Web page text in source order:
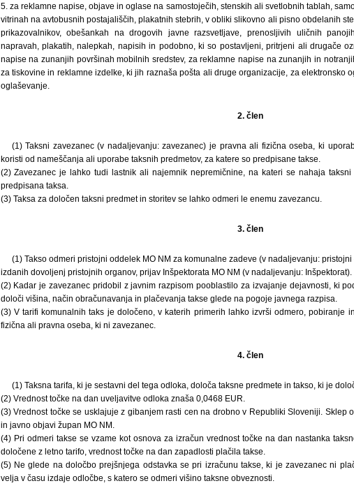
5. za reklamne napise, objave in oglase na samostoječih, stenskih ali svetlobnih tablah,
vitrinah na avtobusnih postajališčih, plakatnih stebrih, v obliki slikovno ali pisno obdelanih
prikazovalnikov, obešankah na drogovih javne razsvetljave, prenosljivih uličnih
napravah, plakatih, nalepkah, napisih in podobno, ki so postavljeni, pritrjeni ali drugače
napise na zunanjih površinah mobilnih sredstev, za reklamne napise na zunanjih in
za tiskovine in reklamne izdelke, ki jih raznaša pošta ali druge organizacije, za elektronsko
oglaševanje.
2. člen
(1) Taksni zavezanec (v nadaljevanju: zavezanec) je pravna ali fizična oseba, ki
koristi od nameščanja ali uporabe taksnih predmetov, za katere so predpisane takse.
(2) Zavezanec je lahko tudi lastnik ali najemnik nepremičnine, na kateri se nahaja
predpisana taksa.
(3) Taksa za določen taksni predmet in storitev se lahko odmeri le enemu zavezancu.
3. člen
(1) Takso odmeri pristojni oddelek MO NM za komunalne zadeve (v nadaljevanju:
izdanih dovoljenj pristojnih organov, prijav Inšpektorata MO NM (v nadaljevanju: Inšpektorat).
(2) Kadar je zavezanec pridobil z javnim razpisom pooblastilo za izvajanje dejavnosti, ki
določi višina, način obračunavanja in plačevanja takse glede na pogoje javnega razpisa.
(3) V tarifi komunalnih taks je določeno, v katerih primerih lahko izvrši odmero, pobiranje
fizična ali pravna oseba, ki ni zavezanec.
4. člen
(1) Taksna tarifa, ki je sestavni del tega odloka, določa taksne predmete in takso, ki je
(2) Vrednost točke na dan uveljavitve odloka znaša 0,0468 EUR.
(3) Vrednost točke se usklajuje z gibanjem rasti cen na drobno v Republiki Sloveniji. Sklep
in javno objavi župan MO NM.
(4) Pri odmeri takse se vzame kot osnova za izračun vrednost točke na dan nastanka
določene z letno tarifo, vrednost točke na dan zapadlosti plačila takse.
(5) Ne glede na določbo prejšnjega odstavka se pri izračunu takse, ki je zavezanec ni
velja v času izdaje odločbe, s katero se odmeri višino taksne obveznosti.